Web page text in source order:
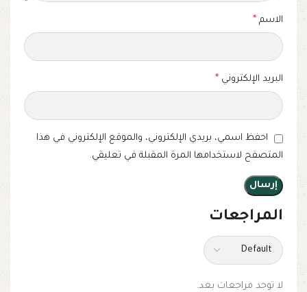
المراجعات
لا توجد مراجعات بعد.
الاسم *
البريد الإلكتروني *
احفظ اسمي، بريدي الإلكتروني، والموقع الإلكتروني في هذا
المتصفح لاستخدامها المرة المقبلة في تعليقي.